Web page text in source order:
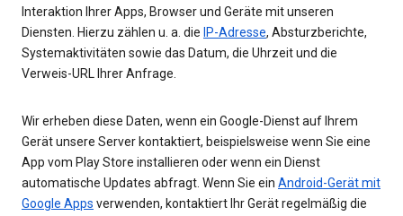
Interaktion Ihrer Apps, Browser und Geräte mit unseren
Diensten. Hierzu zählen u. a. die IP-Adresse, Absturzberichte,
Systemaktivitäten sowie das Datum, die Uhrzeit und die
Verweis-URL Ihrer Anfrage.
Wir erheben diese Daten, wenn ein Google-Dienst auf Ihrem
Gerät unsere Server kontaktiert, beispielsweise wenn Sie eine
App vom Play Store installieren oder wenn ein Dienst
automatische Updates abfragt. Wenn Sie ein Android-Gerät mit
Google Apps verwenden, kontaktiert Ihr Gerät regelmäßig die